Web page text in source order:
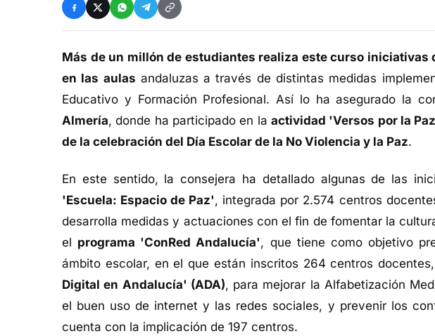
Más de un millón de estudiantes realiza este curso
en las aulas andaluzas a través de distintas medidas
Educativo y Formación Profesional. Así lo ha asegurado la
Almería, donde ha participado en la actividad 'Versos por la
de la celebración del Día Escolar de la No Violencia y la Paz.
En este sentido, la consejera ha detallado algunas de las
'Escuela: Espacio de Paz', integrada por 2.574 centros
desarrolla medidas y actuaciones con el fin de fomentar la
el programa 'ConRed Andalucía', que tiene como objetivo
ámbito escolar, en el que están inscritos 264 centros
Digital en Andalucía' (ADA), para mejorar la Alfabetización
el buen uso de internet y las redes sociales, y prevenir los
cuenta con la implicación de 197 centros.